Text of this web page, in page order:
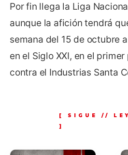
Por fin llega la Liga
aunque la afición tendrá
semana del 15 de octubre
en el Siglo XXI, en el
contra el Industrias Santa